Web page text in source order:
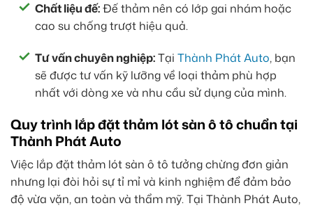
Chất liệu đế:Đế thảm nên có lớp gai nhám hoặc
cao su chống trượt hiệu quả.
Tư vấn chuyên nghiệp:Tại Thành Phát Auto, bạn
sẽ được tư vấn kỹ lưỡng về loại thảm phù hợp
nhất với dòng xe và nhu cầu sử dụng của mình.
Quy trình lắp đặt thảm lót sàn ô tô chuẩn tại
Thành Phát Auto
Việc lắp đặt thảm lót sàn ô tô tưởng chừng đơn giản
nhưng lại đòi hỏi sự tỉ mỉ và kinh nghiệm để đảm bảo
độ vừa vặn, an toàn và thẩm mỹ. Tại Thành Phát Auto,